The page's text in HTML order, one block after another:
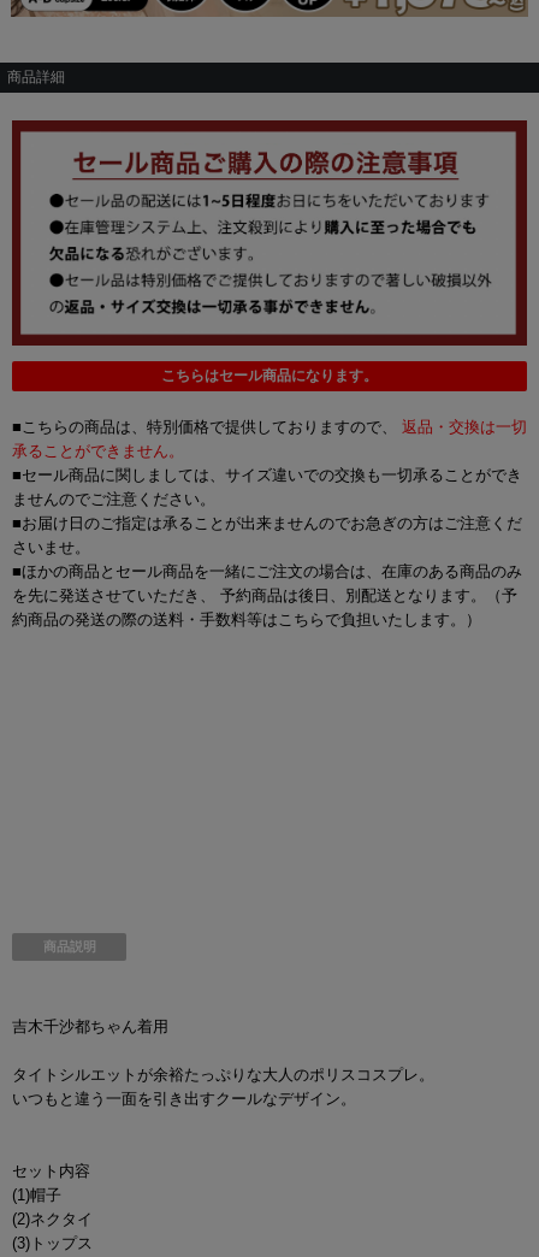
商品詳細
こちらはセール商品になります。
■こちらの商品は、特別価格で提供しておりますので、 返品・交換は一切
承ることができません。
■セール商品に関しましては、サイズ違いでの交換も一切承ることができ
ませんのでご注意ください。
■お届け日のご指定は承ることが出来ませんのでお急ぎの方はご注意くだ
さいませ。
■ほかの商品とセール商品を一緒にご注文の場合は、在庫のある商品のみ
を先に発送させていただき、 予約商品は後日、別配送となります。（予
約商品の発送の際の送料・手数料等はこちらで負担いたします。）
商品説明
吉木千沙都ちゃん着用
タイトシルエットが余裕たっぷりな大人のポリスコスプレ。
いつもと違う一面を引き出すクールなデザイン。
セット内容
(1)帽子
(2)ネクタイ
(3)トップス